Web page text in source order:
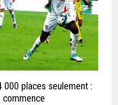
000 places seulement :